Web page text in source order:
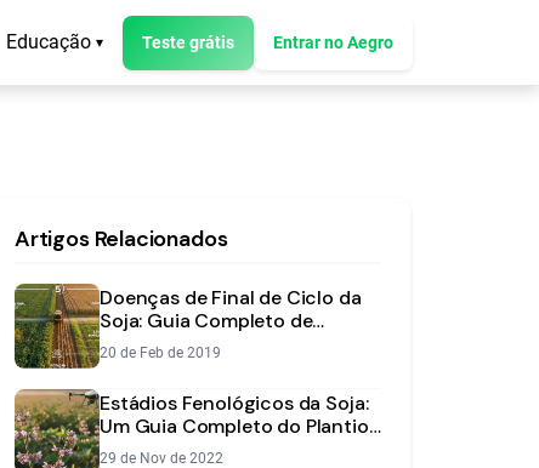
Educação ▾ Teste grátis Entrar no Aegro
Artigos Relacionados
Doenças de Final de Ciclo da
Soja: Guia Completo de
Identificação e Manejo
20 de Feb de 2019
Estádios Fenológicos da Soja:
Um Guia Completo do Plantio
à Colheita
29 de Nov de 2022